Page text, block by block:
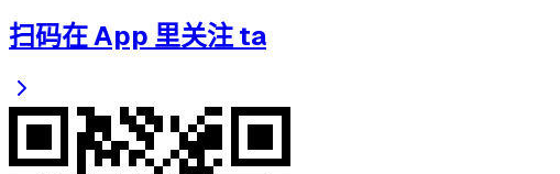
扫码在 App 里关注 ta